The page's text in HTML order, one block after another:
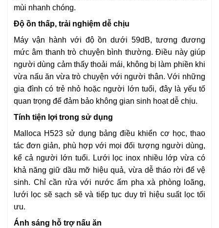
mùi nhanh chóng.
Độ ồn thấp, trải nghiệm dễ chịu
Máy vận hành với độ ồn dưới 59dB, tương đương
mức âm thanh trò chuyện bình thường. Điều này giúp
người dùng cảm thấy thoải mái, không bị làm phiền khi
vừa nấu ăn vừa trò chuyện với người thân. Với những
gia đình có trẻ nhỏ hoặc người lớn tuổi, đây là yếu tố
quan trọng để đảm bảo không gian sinh hoạt dễ chịu.
Tính tiện lợi trong sử dụng
Malloca H523 sử dụng bảng điều khiển cơ học, thao
tác đơn giản, phù hợp với mọi đối tượng người dùng,
kể cả người lớn tuổi. Lưới lọc inox nhiều lớp vừa có
khả năng giữ dầu mỡ hiệu quả, vừa dễ tháo rời để vệ
sinh. Chỉ cần rửa với nước ấm pha xà phòng loãng,
lưới lọc sẽ sạch sẽ và tiếp tục duy trì hiệu suất lọc tối
ưu.
Ánh sáng hỗ trợ nấu ăn